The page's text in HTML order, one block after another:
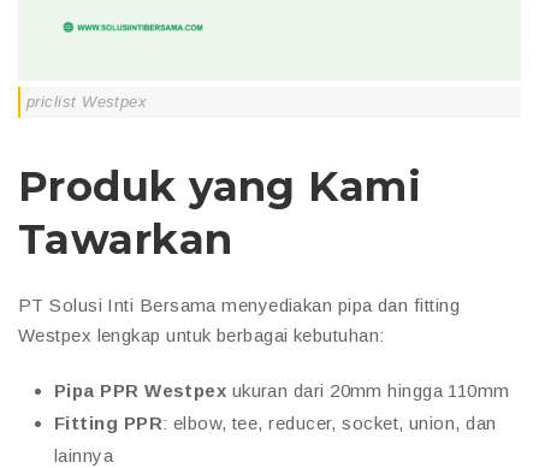
priclist Westpex
Produk yang Kami
Tawarkan
PT Solusi Inti Bersama menyediakan pipa dan fitting
Westpex lengkap untuk berbagai kebutuhan:
Pipa PPR Westpex ukuran dari 20mm hingga 110mm
Fitting PPR: elbow, tee, reducer, socket, union, dan
lainnya